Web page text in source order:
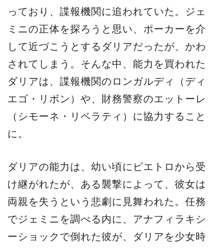
っており、諜報機関に追われていた。ジェ
ミニの正体を探ろうと思い、ポーカーを介
して近づこうとするダリアだったが、かわ
されてしまう。そんな中、能力を買われた
ダリアは、諜報機関のロンガルディ（ディ
エゴ・リボン）や、財務警察のエットーレ
（シモーネ・リベラティ）に協力すること
に。
ダリアの能力は、幼い頃にピエトロから受
け継がれたが、ある襲撃によって、彼女は
両親を失うという悲劇に見舞われた。任務
でジェミニを調べる内に、アナフィラキシ
ーショックで倒れた彼が、ダリアを少女時